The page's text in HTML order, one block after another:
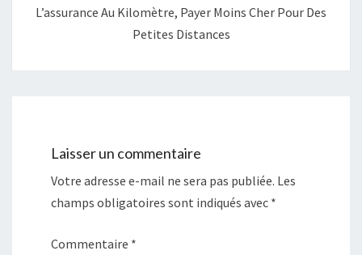
r
e
t
r
L’assurance Au Kilomètre, Payer Moins Cher Pour Des
Petites Distances
Laisser un commentaire
Votre adresse e-mail ne sera pas publiée. Les
champs obligatoires sont indiqués avec *
Commentaire *